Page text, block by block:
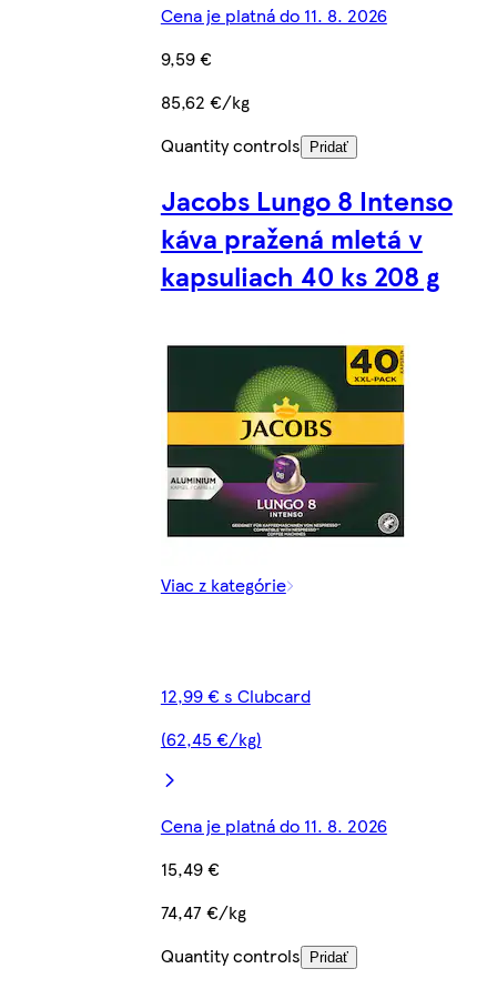
Cena je platná do 11. 8. 2026
9,59 €
85,62 €/kg
Quantity controls
Pridať
Jacobs Lungo 8 Intenso
káva pražená mletá v
kapsuliach 40 ks 208 g
Viac z kategórie
12,99 € s Clubcard
(62,45 €/kg)
Cena je platná do 11. 8. 2026
15,49 €
74,47 €/kg
Quantity controls
Pridať